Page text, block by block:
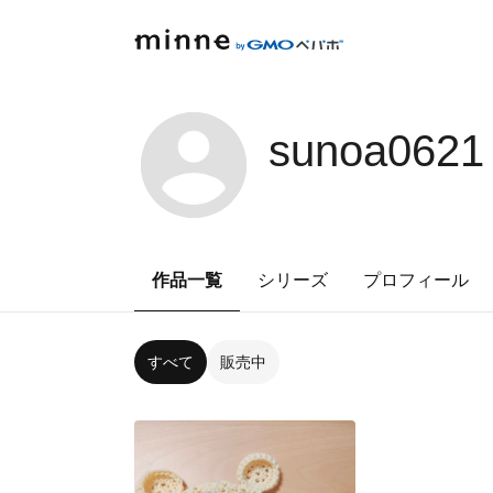
sunoa0621
作品一覧 シリーズ プロフィール
すべて 販売中